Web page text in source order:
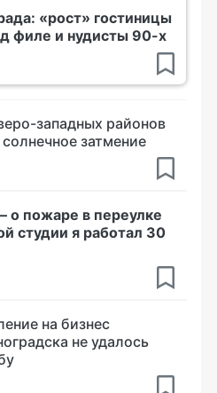
«рост» гостиницы
филе и нудисты 90-х
западных районов
затмение
о пожаре в переулке
студии я работал 30
на бизнес
не удалось